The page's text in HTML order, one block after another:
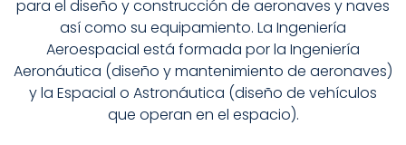
para el diseño y construcción de aeronaves y naves
así como su equipamiento. La Ingeniería
Aeroespacial está formada por la Ingeniería
Aeronáutica (diseño y mantenimiento de aeronaves)
y la Espacial o Astronáutica (diseño de vehículos
que operan en el espacio).